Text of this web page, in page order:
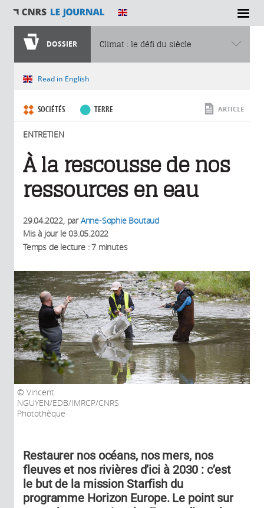
SECTIONS
DOSSIER Climat : le défi du siècle
Vous êtes ici
Read in English
SOCIÉTÉS TERRE
ENTRETIEN
ARTICLE
À la rescousse de nos
ressources en eau
29.04.2022, parAnne-Sophie Boutaud
Mis à jour le03.05.2022
Temps de lecture : 7 minutes
Vincent
NGUYEN/EDB/IMRCP/CNRS
Photothèque
Restaurer nos océans, nos mers, nos
fleuves et nos rivières d’ici à 2030 : c’est
le but de la mission Starfish du
programme Horizon Europe. Le point sur